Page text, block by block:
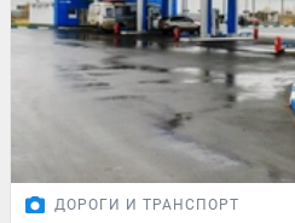
ДОРОГИ И ТРАНСПОРТ